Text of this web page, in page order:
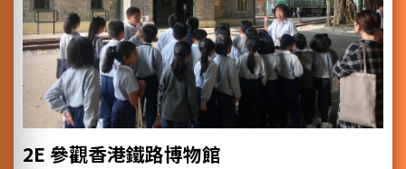
2E 參觀香港鐵路博物館